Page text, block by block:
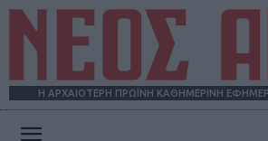
Η ΑΡΧΑΙΟΤΕΡΗ ΠΡΩΪΝΗ ΚΑΘΗΜΕΡΙΝΗ